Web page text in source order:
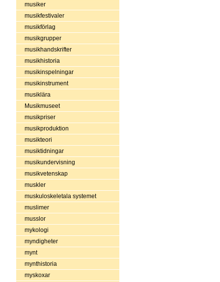
musiker
musikfestivaler
musikförlag
musikgrupper
musikhandskrifter
musikhistoria
musikinspelningar
musikinstrument
musiklära
Musikmuseet
musikpriser
musikproduktion
musikteori
musiktidningar
musikundervisning
musikvetenskap
muskler
muskuloskeletala systemet
muslimer
musslor
mykologi
myndigheter
mynt
mynthistoria
myskoxar